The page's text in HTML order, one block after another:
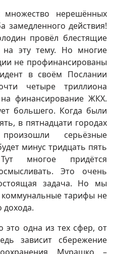
нерешённых
замедленного действия!
провёл блестящие
на эту тему. Но многие
не профинансированы
в своём Послании
четыре триллиона
финансирование ЖКХ.
большего. Когда были
в пятнадцати городах
серьёзные
минус тридцать пять
многое придётся
Это очень
задача. Но мы
тарифы не
дохода.
это одна из тех сфер, от
зависит сбережение